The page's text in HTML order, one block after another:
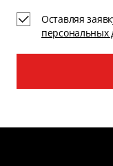
Оставляя
персональных